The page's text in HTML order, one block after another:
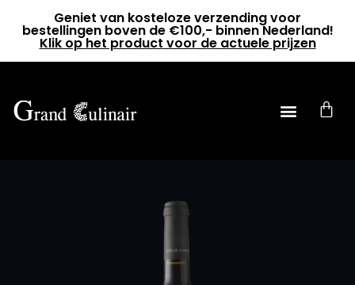
Geniet van kosteloze verzending voor
bestellingen boven de €100,- binnen Nederland!
Klik op het product voor de actuele prijzen
0